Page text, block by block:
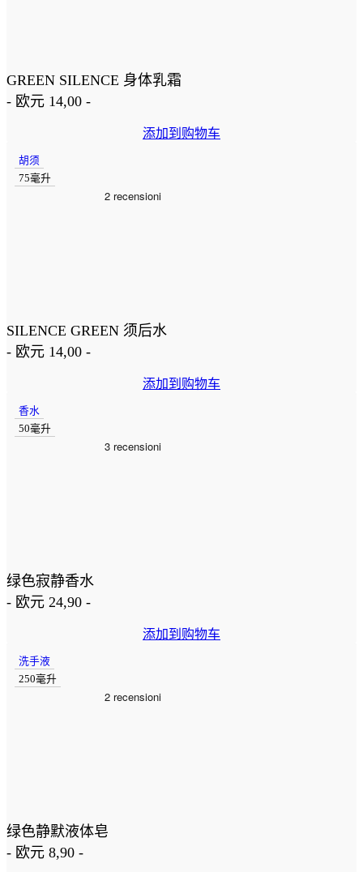
GREEN SILENCE 身体乳霜
- 欧元 14,00 -
添加到购物车
胡须
75毫升
SILENCE GREEN 须后水
- 欧元 14,00 -
添加到购物车
香水
50毫升
绿色寂静香水
- 欧元 24,90 -
添加到购物车
洗手液
250毫升
绿色静默液体皂
- 欧元 8,90 -